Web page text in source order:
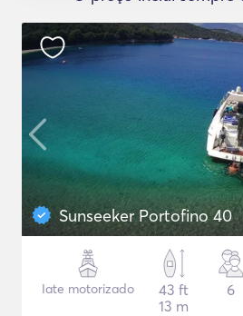
Sunseeker Portofino 40
Iate motorizado
43 ft
13 m
6